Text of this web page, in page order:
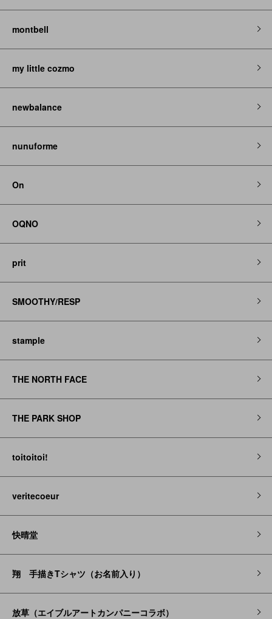
montbell
my little cozmo
newbalance
nunuforme
On
OQNO
prit
SMOOTHY/RESP
stample
THE NORTH FACE
THE PARK SHOP
toitoitoi!
veritecoeur
快晴堂
翔 手描きTシャツ（お名前入り）
放草（エイブルアートカンパニーコラボ）